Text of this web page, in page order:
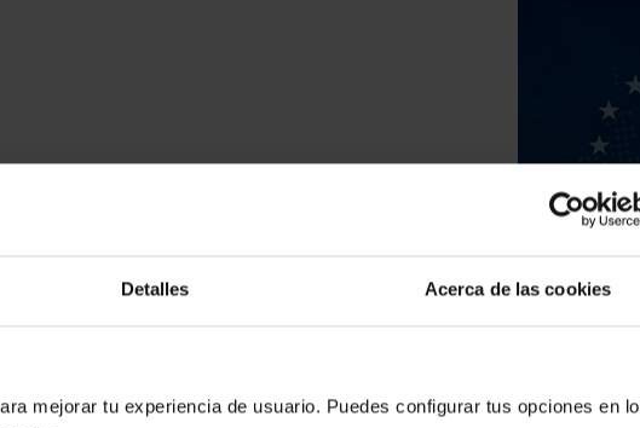
Detalles Acerca de las cookies
mejorar tu experiencia de usuario. Puedes configurar tus opciones en